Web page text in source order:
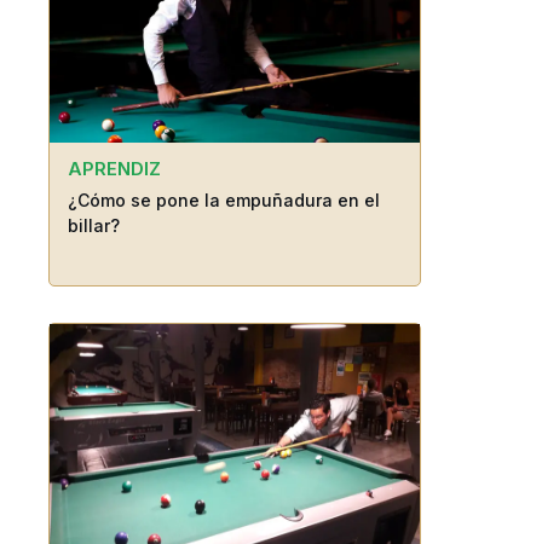
APRENDIZ
¿Cómo se pone la empuñadura en el
billar?